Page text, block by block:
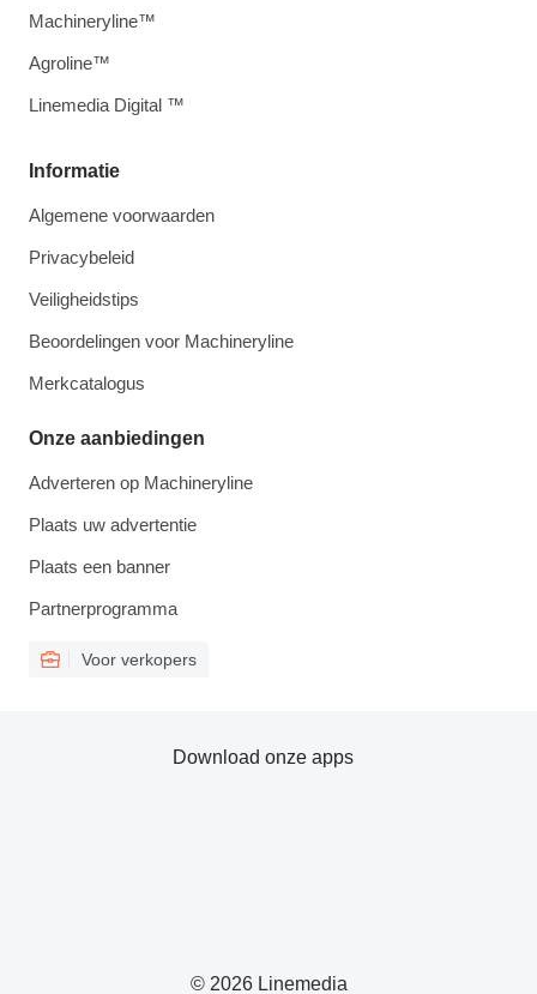
Informatie
Algemene voorwaarden
Privacybeleid
Veiligheidstips
Beoordelingen voor Machineryline
Merkcatalogus
Onze aanbiedingen
Adverteren op Machineryline
Plaats uw advertentie
Plaats een banner
Partnerprogramma
Voor verkopers
Machineryline™
Agroline™
Linemedia Digital ™
© 2026 Linemedia
Download onze apps